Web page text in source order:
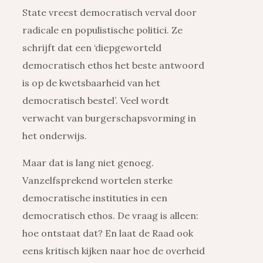
State vreest democratisch verval door
radicale en populistische politici. Ze
schrijft dat een ‘diepgeworteld
democratisch ethos het beste antwoord
is op de kwetsbaarheid van het
democratisch bestel’. Veel wordt
verwacht van burgerschapsvorming in
het onderwijs.
Maar dat is lang niet genoeg.
Vanzelfsprekend wortelen sterke
democratische instituties in een
democratisch ethos. De vraag is alleen:
hoe ontstaat dat? En laat de Raad ook
eens kritisch kijken naar hoe de overheid